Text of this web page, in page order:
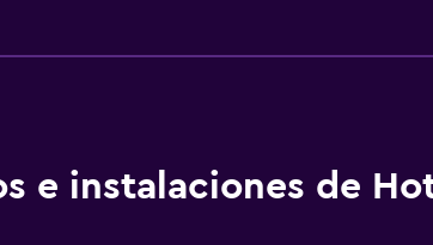
e instalaciones de